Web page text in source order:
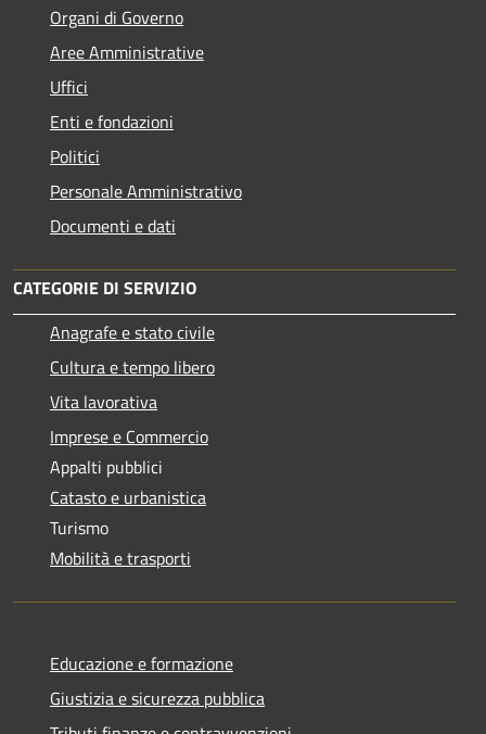
Organi di Governo
Aree Amministrative
Uffici
Enti e fondazioni
Politici
Personale Amministrativo
Documenti e dati
CATEGORIE DI SERVIZIO
Anagrafe e stato civile
Cultura e tempo libero
Vita lavorativa
Imprese e Commercio
Appalti pubblici
Catasto e urbanistica
Turismo
Mobilità e trasporti
Educazione e formazione
Giustizia e sicurezza pubblica